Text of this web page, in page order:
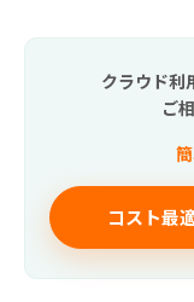
クラウド利
ご
コスト最